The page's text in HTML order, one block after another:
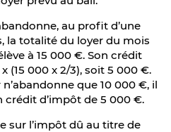
au profit d’une
la totalité du loyer du mois
à 15 000 €. Son crédit
(15 000 x 2/3), soit 5 000 €.
que 10 000 €, il
crédit d’impôt de 5 000 €.
sur l’impôt dû au titre de